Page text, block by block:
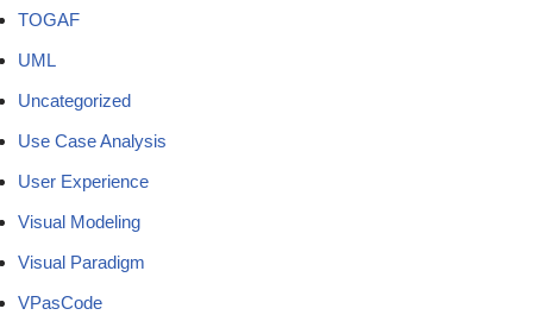
TOGAF
UML
Uncategorized
Use Case Analysis
User Experience
Visual Modeling
Visual Paradigm
VPasCode